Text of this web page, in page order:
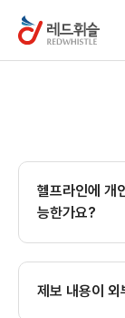
헬프라인에 개
능한가요?
제보 내용이